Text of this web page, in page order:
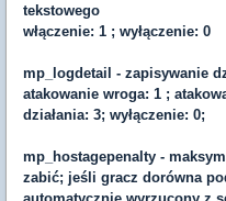
tekstowego
włączenie: 1 ; wyłączenie: 0
mp_logdetail - zapisywanie
atakowanie wroga: 1 ;
działania: 3; wyłączenie: 0;
mp_hostagepenalty -
zabić; jeśli gracz dorówna